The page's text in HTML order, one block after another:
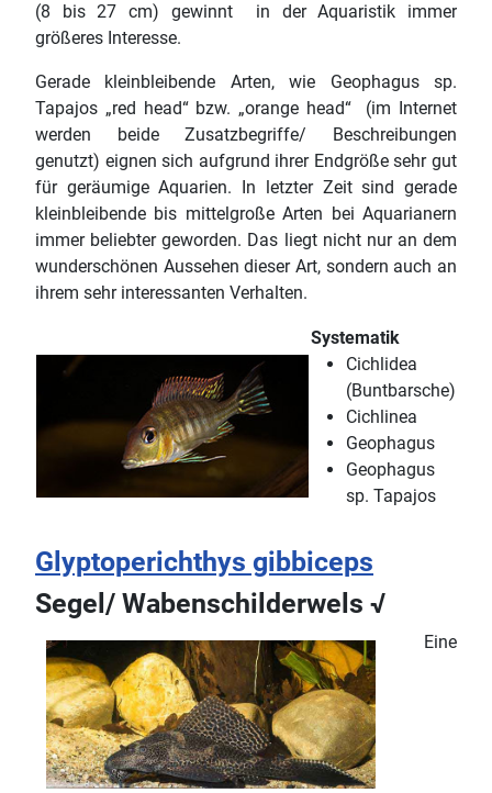
(8 bis 27 cm) gewinnt in der Aquaristik immer
größeres Interesse.
Gerade kleinbleibende Arten, wie Geophagus sp.
Tapajos „red head“ bzw. „orange head“ (im Internet
werden beide Zusatzbegriffe/ Beschreibungen
genutzt) eignen sich aufgrund ihrer Endgröße sehr gut
für geräumige Aquarien. In letzter Zeit sind gerade
kleinbleibende bis mittelgroße Arten bei Aquarianern
immer beliebter geworden. Das liegt nicht nur an dem
wunderschönen Aussehen dieser Art, sondern auch an
ihrem sehr interessanten Verhalten.
Systematik
Cichlidea
(Buntbarsche)
Cichlinea
Geophagus
Geophagus
sp. Tapajos
Glyptoperichthys gibbiceps
Segel/ Wabenschilderwels √
Eine